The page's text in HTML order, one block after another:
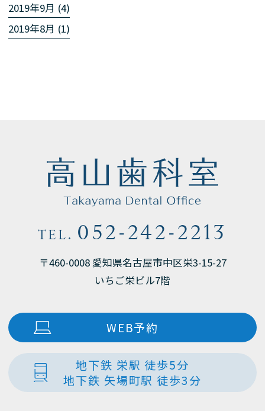
2019年9月 (4)
2019年8月 (1)
TEL. 052-242-2213
〒460-0008 愛知県名古屋市中区栄3-15-27
いちご栄ビル7階
WEB予約
地下鉄 栄駅 徒歩5分
地下鉄 矢場町駅 徒歩3分